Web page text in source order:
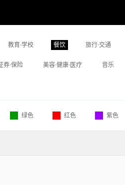
教育·学校 餐饮 旅行·交通
券·保险 美容·健康·医疗 音乐
绿色 红色 紫色